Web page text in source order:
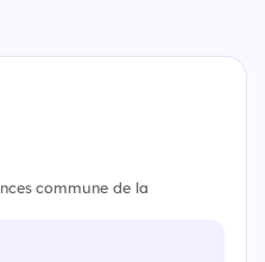
commune de la